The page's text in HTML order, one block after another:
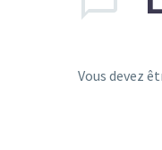
Vous devez